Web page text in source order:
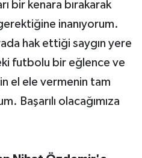
bir kenara bırakarak
inanıyorum.
hak ettiği saygın yere
futbolu bir eğlence ve
el ele vermenin tam
Başarılı olacağımıza